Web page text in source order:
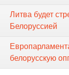
Литва будет
Белоруссией
белорусскую